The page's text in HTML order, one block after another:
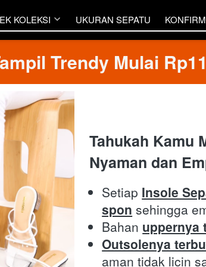
KOLEKSI UKURAN SEPATU
KOLEKSI UKURAN SEPATU
Trendy Mulai
Tahukah Kamu
Nyaman dan
Setiap Insole
spon sehingga
Bahan uppernya
Outsolenya
aman tidak licin